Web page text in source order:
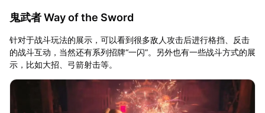
鬼武者 Way of the Sword
针对于战斗玩法的展示，可以看到很多敌人攻击后进行格挡、反击
的战斗互动，当然还有系列招牌“一闪”。另外也有一些战斗方式的展
示，比如大招、弓箭射击等。